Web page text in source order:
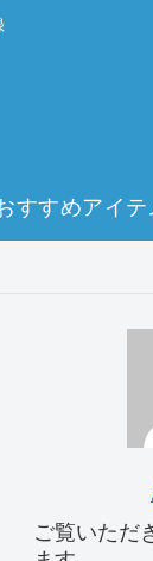
すすめアイテ
ご覧いただ